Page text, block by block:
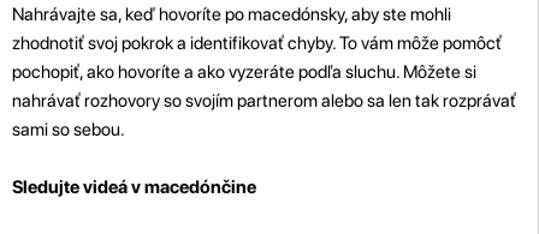
Nahrávajte sa, keď hovoríte po macedónsky, aby ste mohli
zhodnotiť svoj pokrok a identifikovať chyby. To vám môže pomôcť
pochopiť, ako hovoríte a ako vyzeráte podľa sluchu. Môžete si
nahrávať rozhovory so svojím partnerom alebo sa len tak rozprávať
sami so sebou.
Sledujte videá v macedónčine